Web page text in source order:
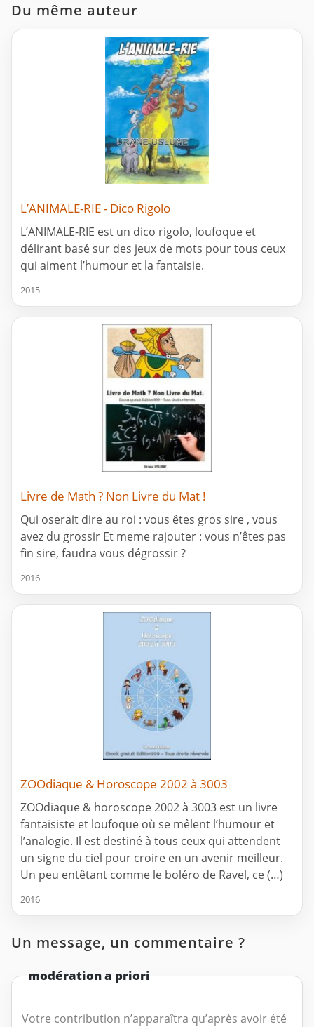
Du même auteur
L’ANIMALE-RIE - Dico Rigolo
L’ANIMALE-RIE est un dico rigolo, loufoque et
délirant basé sur des jeux de mots pour tous ceux
qui aiment l’humour et la fantaisie.
2015
Livre de Math ? Non Livre du Mat !
Qui oserait dire au roi : vous êtes gros sire , vous
avez du grossir Et meme rajouter : vous n’êtes pas
fin sire, faudra vous dégrossir ?
2016
ZOOdiaque & Horoscope 2002 à 3003
ZOOdiaque & horoscope 2002 à 3003 est un livre
fantaisiste et loufoque où se mêlent l’humour et
l’analogie. Il est destiné à tous ceux qui attendent
un signe du ciel pour croire en un avenir meilleur.
Un peu entêtant comme le boléro de Ravel, ce (…)
2016
Un message, un commentaire ?
modération a priori
Votre contribution n’apparaîtra qu’après avoir été